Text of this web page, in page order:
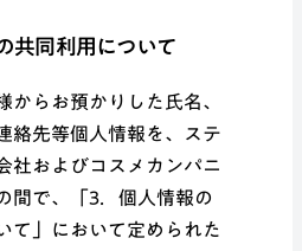
共同利用について
からお預かりした氏名、
絡先等個人情報を、ステ
社およびコスメカンパニ
間で、「3．個人情報の
て」において定められた